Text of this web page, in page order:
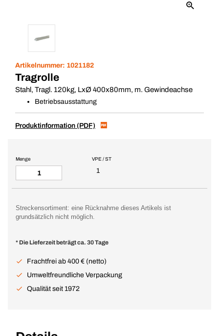
Artikelnummer: 1021182
Tragrolle
Stahl, Tragl. 120kg, LxØ 400x80mm, m. Gewindeachse
Betriebsausstattung
Produktinformation (PDF)
VPE / ST
1
Menge
Streckensortiment: eine Rücknahme dieses Artikels ist
grundsätzlich nicht möglich.
* Die Lieferzeit beträgt ca. 30 Tage
Frachtfrei ab 400 € (netto)
Umweltfreundliche Verpackung
Qualität seit 1972